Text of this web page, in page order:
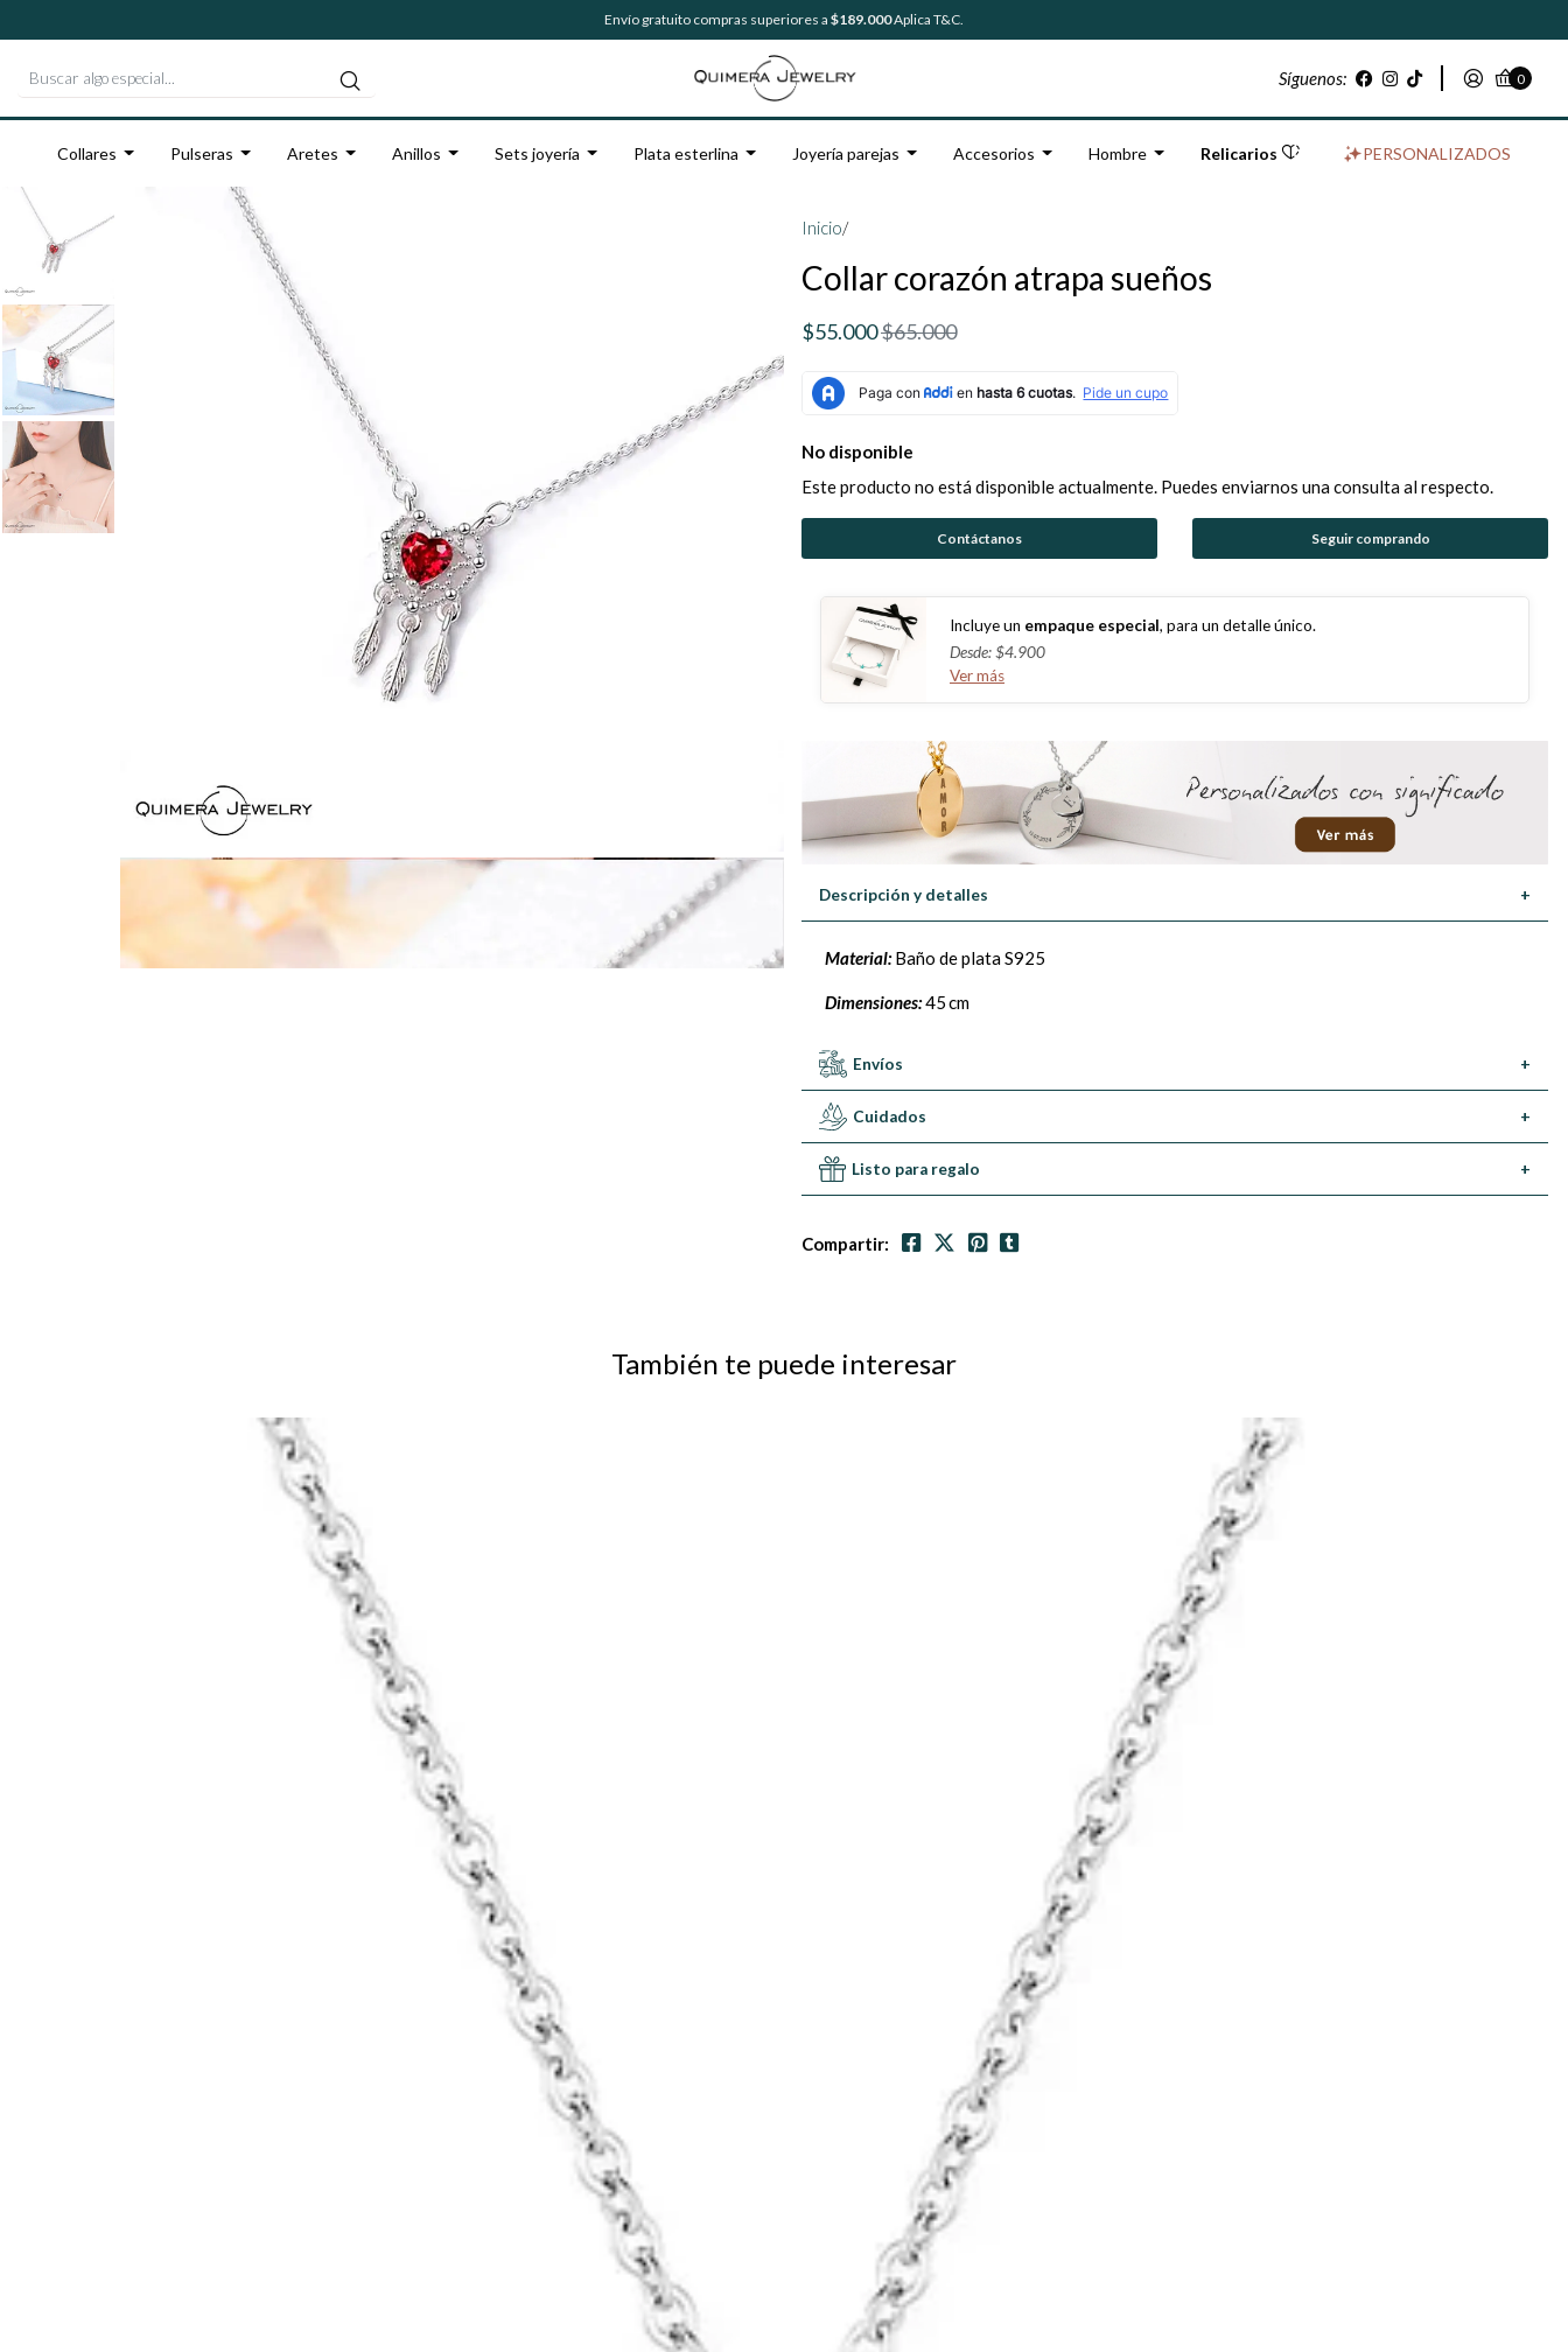
Envío gratuito compras superiores a $189.000Aplica T&C.
Síguenos: 0
Collares Pulseras Aretes Anillos Sets joyería Plata esterlina Joyería parejas Accesorios Hombre Relicarios PERSONALIZADOS
Inicio/
Collar corazón atrapa sueños
$55.000$65.000
No disponible
Este producto no está disponible actualmente. Puedes enviarnos una consulta al respecto.
Contáctanos Seguir comprando
Incluye un empaque especial, para un detalle único.
Desde: $4.900
Ver más
Descripción y detalles +
Material:Baño de plata S925
Dimensiones:45 cm
Envíos +
Cuidados +
Listo para regalo +
Compartir:
También te puede interesar